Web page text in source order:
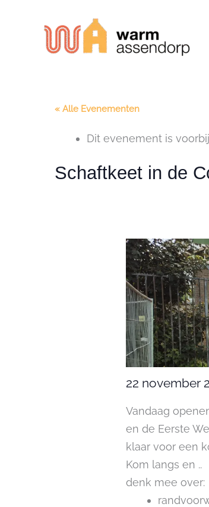
« Alle Evenementen
Dit evenement is
Schaftkeet in de
22 november
Vandaag
en de Eerste
klaar voor een
Kom langs en ..
denk mee over: